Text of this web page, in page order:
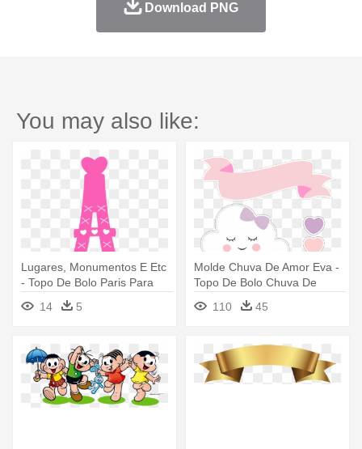
Download PNG
You may also like:
Lugares, Monumentos E Etc
- Topo De Bolo Paris Para
14 5
Molde Chuva De Amor Eva -
Topo De Bolo Chuva De
Amor Para Imprimir
110 45